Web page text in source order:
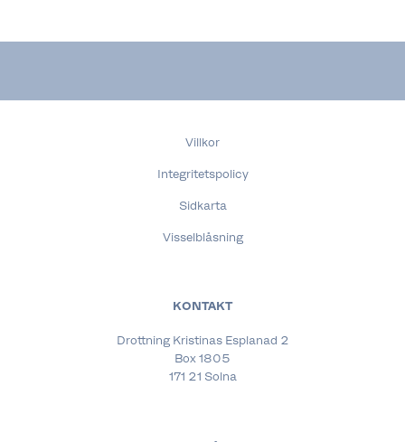
Villkor
Integritetspolicy
Sidkarta
Visselblåsning
KONTAKT
Drottning Kristinas Esplanad 2
Box 1805
171 21 Solna